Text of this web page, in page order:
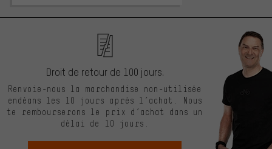
Droit de retour de 100 jours.
Renvoie-nous la marchandise non-utilisée
endéans les 10 jours après l’achat. Nous
te rembourserons le prix d’achat dans un
délai de 10 jours.